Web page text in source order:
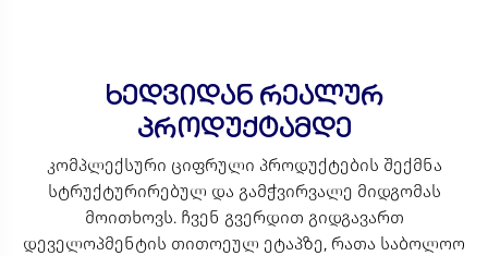
ხედვიდან რეალურ
პროდუქტამდე
კომპლექსური ციფრული პროდუქტების შექმნა
სტრუქტურირებულ და გამჭვირვალე მიდგომას
მოითხოვს. ჩვენ გვერდით გიდგავართ
დეველოპმენტის თითოეულ ეტაპზე, რათა საბოლოო